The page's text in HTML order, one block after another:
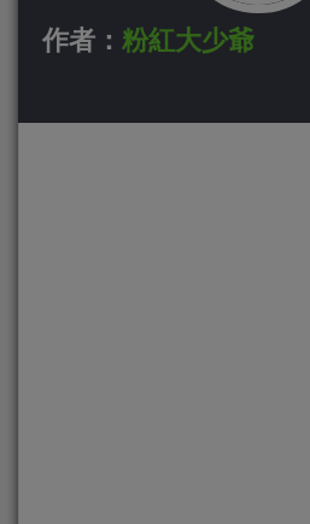
作者： 粉紅大少爺